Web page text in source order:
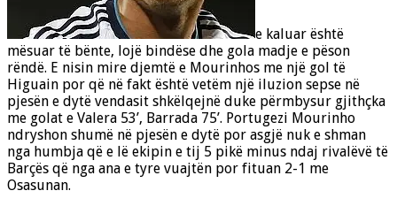
e kaluar është
mësuar të bënte, lojë bindëse dhe gola madje e pëson
rëndë. E nisin mire djemtë e Mourinhos me një gol të
Higuain por që në fakt është vetëm një iluzion sepse në
pjesën e dytë vendasit shkëlqejnë duke përmbysur gjithçka
me golat e Valera 53’, Barrada 75’. Portugezi Mourinho
ndryshon shumë në pjesën e dytë por asgjë nuk e shman
nga humbja që e lë ekipin e tij 5 pikë minus ndaj rivalëvë të
Barçës që nga ana e tyre vuajtën por fituan 2-1 me
Osasunan.